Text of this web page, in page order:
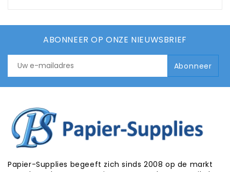
ABONNEER OP ONZE NIEUWSBRIEF
Papier-Supplies begeeft zich sinds 2008 op de markt